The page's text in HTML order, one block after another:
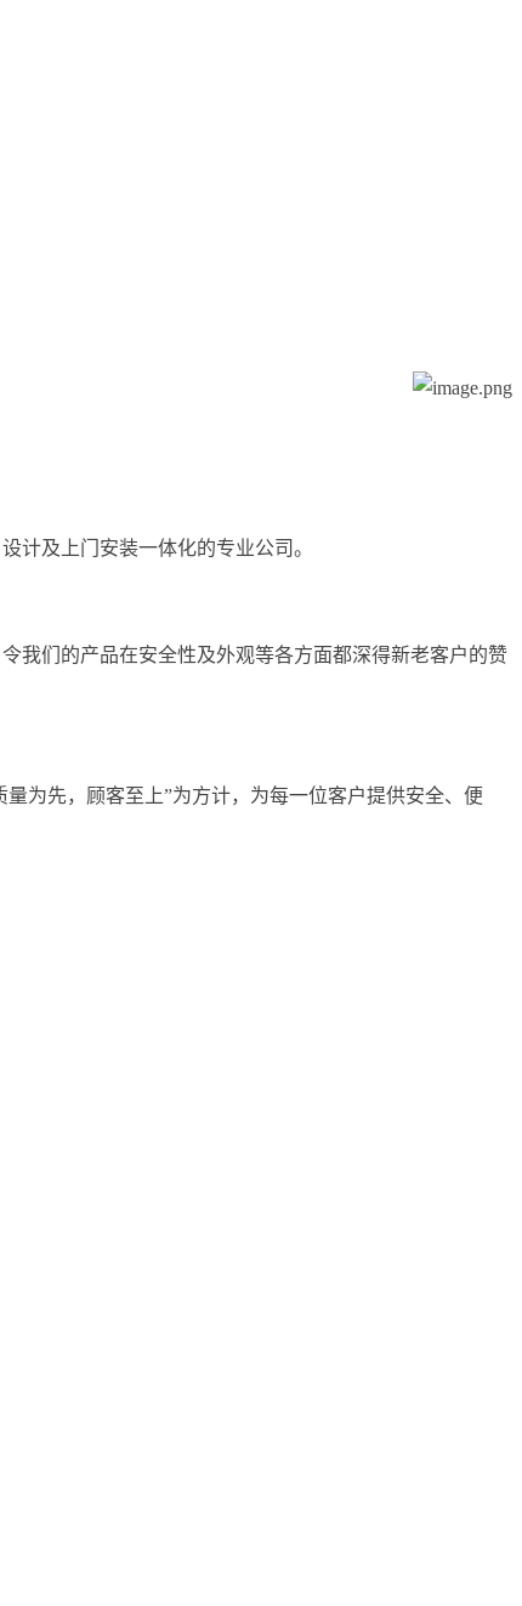
及上门安装一体化的专业公司。
们的产品在安全性及外观等各方面都深得新老客户的赞
为先，顾客至上”为方计，为每一位客户提供安全、便